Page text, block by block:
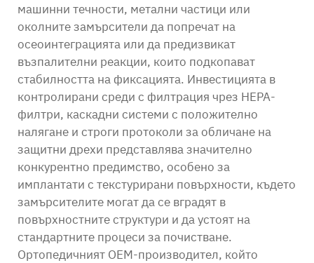
машинни течности, метални частици или
околните замърсители да попречат на
осеоинтеграцията или да предизвикат
възпалителни реакции, които подкопават
стабилността на фиксацията. Инвестицията в
контролирани среди с филтрация чрез HEPA-
филтри, каскадни системи с положително
налягане и строги протоколи за обличане на
защитни дрехи представлява значително
конкурентно предимство, особено за
имплантати с текстурирани повърхности, където
замърсителите могат да се вградят в
повърхностните структури и да устоят на
стандартните процеси за почистване.
Ортопедичният OEM-производител, който